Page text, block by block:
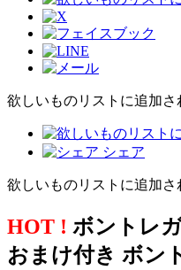
欲しいものリストに追加さ
シェア
欲しいものリストに追加さ
HOT ! ボントレ
おまけ付き ボン